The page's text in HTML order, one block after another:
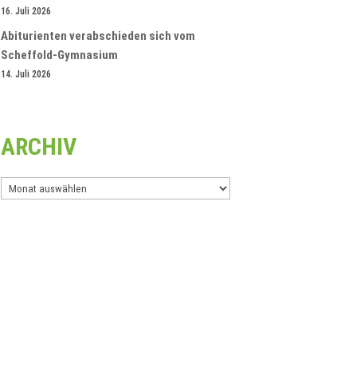
16. Juli 2026
Abiturienten verabschieden sich vom
Scheffold-Gymnasium
14. Juli 2026
ARCHIV
Archiv